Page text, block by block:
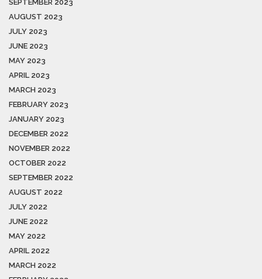
SEPTEMBER 2023
AUGUST 2023
JULY 2023
JUNE 2023
MAY 2023
APRIL 2023
MARCH 2023
FEBRUARY 2023
JANUARY 2023
DECEMBER 2022
NOVEMBER 2022
OCTOBER 2022
SEPTEMBER 2022
AUGUST 2022
JULY 2022
JUNE 2022
MAY 2022
APRIL 2022
MARCH 2022